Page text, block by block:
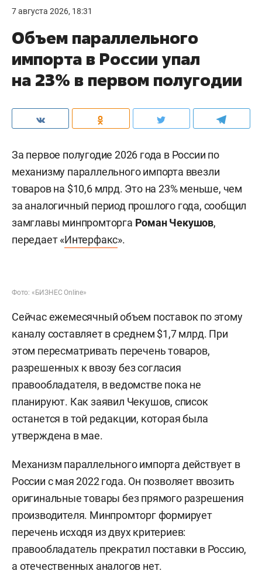
7 августа 2026, 18:31
Объем параллельного
импорта в России упал
на 23% в первом полугодии
За первое полугодие 2026 года в России по
механизму параллельного импорта ввезли
товаров на $10,6 млрд. Это на 23% меньше, чем
за аналогичный период прошлого года, сообщил
замглавы минпромторга Роман Чекушов,
передает «Интерфакс».
Фото: «БИЗНЕС Online»
Сейчас ежемесячный объем поставок по этому
каналу составляет в среднем $1,7 млрд. При
этом пересматривать перечень товаров,
разрешенных к ввозу без согласия
правообладателя, в ведомстве пока не
планируют. Как заявил Чекушов, список
останется в той редакции, которая была
утверждена в мае.
Механизм параллельного импорта действует в
России с мая 2022 года. Он позволяет ввозить
оригинальные товары без прямого разрешения
производителя. Минпромторг формирует
перечень исходя из двух критериев:
правообладатель прекратил поставки в Россию,
а отечественных аналогов нет.